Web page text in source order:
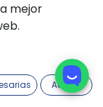
AHORA
mejor
Acepto